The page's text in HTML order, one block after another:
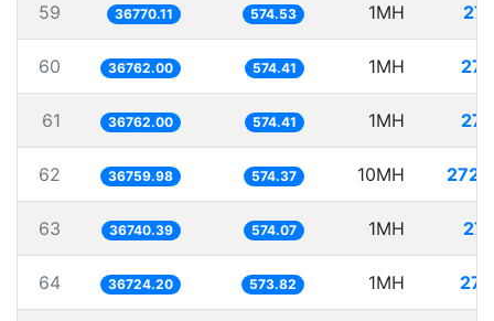
59 36770.11 574.53 1MH
60 36762.00 574.41 1MH
61 36762.00 574.41 1MH
62 36759.98 574.37 10MH
63 36740.39 574.07 1MH
64 36724.20 573.82 1MH